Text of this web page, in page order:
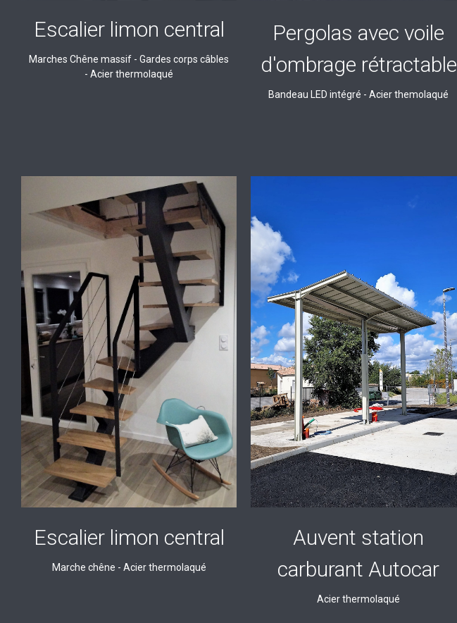
Escalier limon central
Marches Chêne massif - Gardes corps câbles
- Acier thermolaqué
Pergolas avec voile
d'ombrage rétractable
Bandeau LED intégré - Acier themolaqué
Escalier limon central
Marche chêne - Acier thermolaqué
Auvent station
carburant Autocar
Acier thermolaqué